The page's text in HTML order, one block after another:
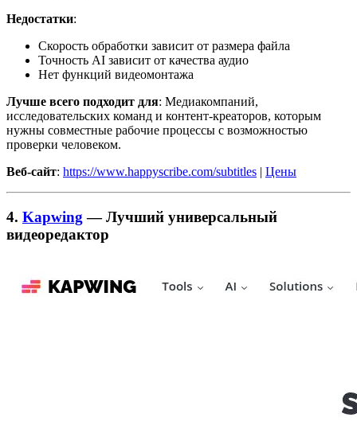
Недостатки:
Скорость обработки зависит от размера файла
Точность AI зависит от качества аудио
Нет функций видеомонтажа
Лучше всего подходит для: Медиакомпаний,
исследовательских команд и контент-креаторов, которым
нужны совместные рабочие процессы с возможностью
проверки человеком.
Веб-сайт: https://www.happyscribe.com/subtitles | Цены
4. Kapwing — Лучший универсальный
видеоредактор